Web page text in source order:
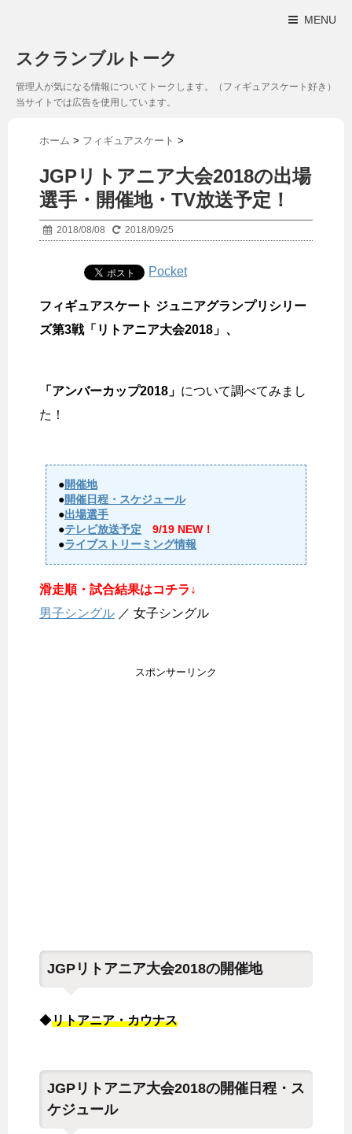
MENU
スクランブルトーク
管理人が気になる情報についてトークします。（フィギュアスケート好き）
当サイトでは広告を使用しています。
ホーム > フィギュアスケート >
JGPリトアニア大会2018の出場
選手・開催地・TV放送予定！
2018/08/08 2018/09/25
Pocket
フィギュアスケート ジュニアグランプリシリー
ズ第3戦「リトアニア大会2018」、
「アンバーカップ2018」 について調べてみまし
た！
●開催地
●開催日程・スケジュール
●出場選手
●テレビ放送予定
9/19 NEW！
●ライブストリーミング情報
滑走順・試合結果はコチラ↓
男子シングル ／ 女子シングル
スポンサーリンク
JGPリトアニア大会2018の開催地
◆リトアニア・カウナス
JGPリトアニア大会2018の開催日程・ス
ケジュール